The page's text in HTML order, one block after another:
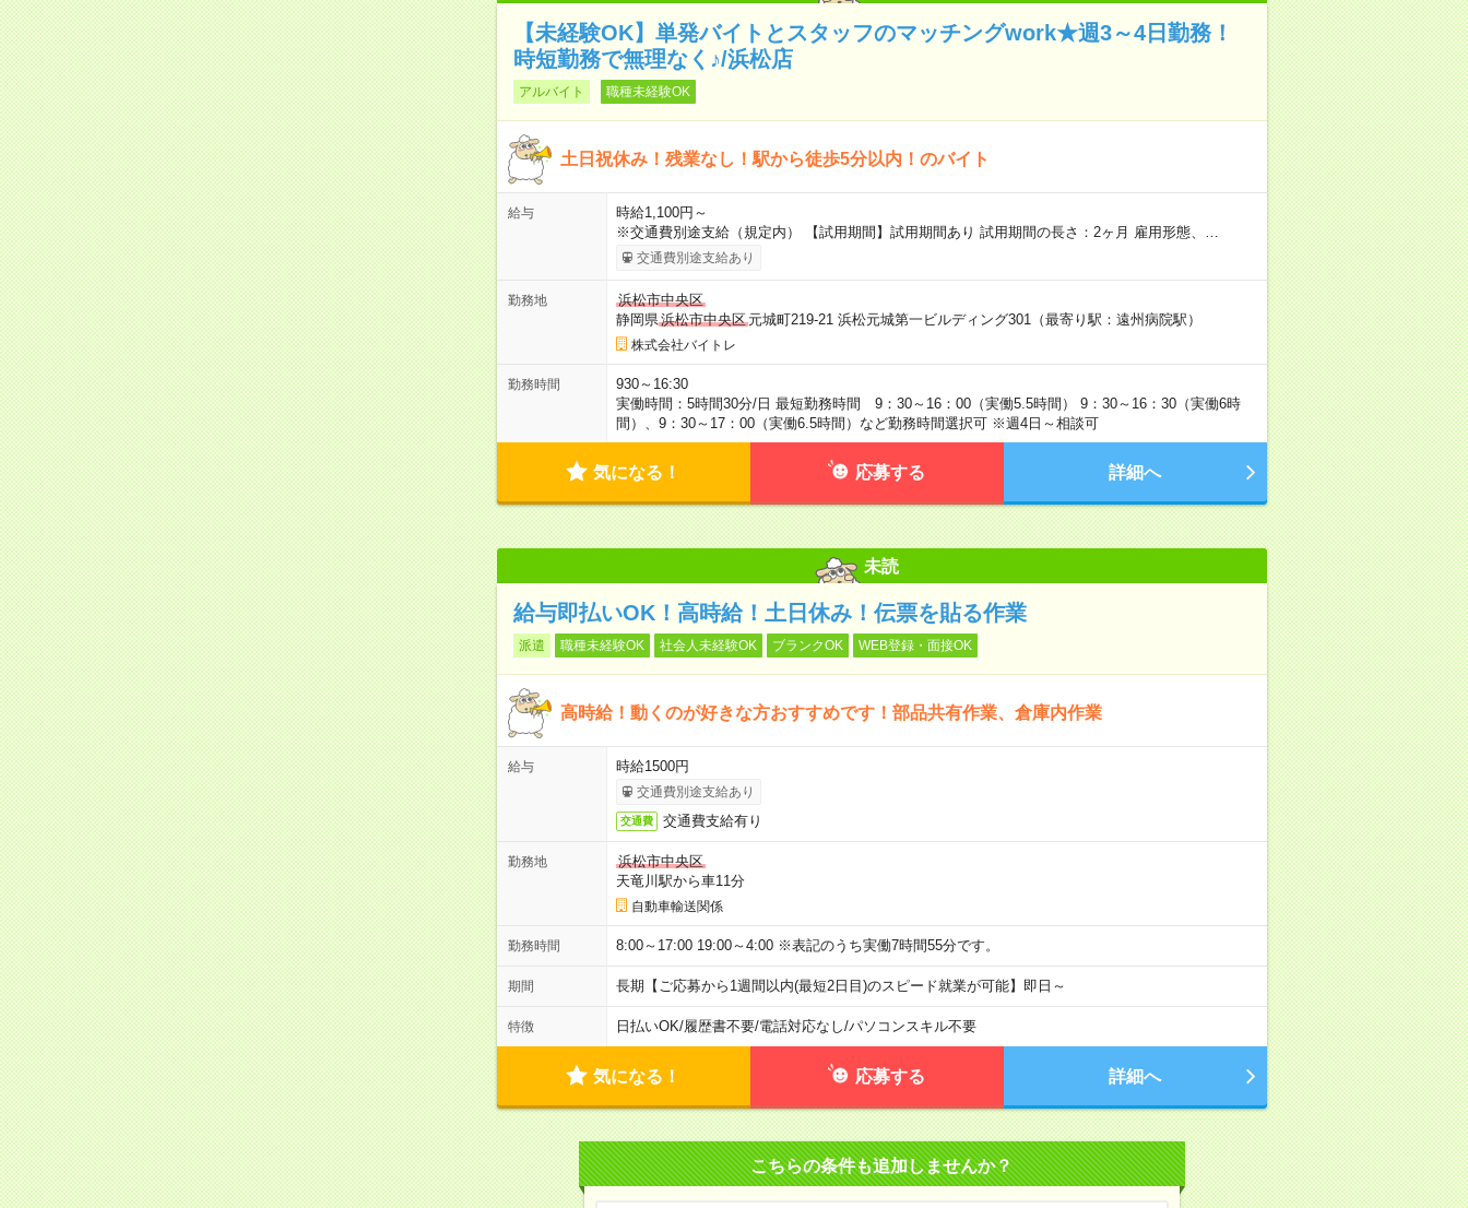
【未経験OK】単発バイトとスタッフのマッチングwork★週3～4日勤務！
時短勤務で無理なく♪/浜松店
アルバイト 職種未経験OK
土日祝休み！残業なし！駅から徒歩5分以内！のバイト
給与
時給1,100円～
※交通費別途支給（規定内） 【試用期間】試用期間あり 試用期間の長さ：2ヶ月 雇用形態、…
交通費別途支給あり
勤務地
浜松市中央区
静岡県浜松市中央区元城町219-21 浜松元城第一ビルディング301（最寄り駅：遠州病院駅）
株式会社バイトレ
勤務時間
930～16:30
実働時間：5時間30分/日 最短勤務時間 9：30～16：00（実働5.5時間） 9：30～16：30（実働6時
間）、9：30～17：00（実働6.5時間）など勤務時間選択可 ※週4日～相談可
気になる！ 応募する 詳細へ
未読
給与即払いOK！高時給！土日休み！伝票を貼る作業
派遣 職種未経験OK 社会人未経験OK ブランクOK WEB登録・面接OK
高時給！動くのが好きな方おすすめです！部品共有作業、倉庫内作業
給与 時給1500円
交通費別途支給あり
交通費 交通費支給有り
勤務地
浜松市中央区
天竜川駅から車11分
自動車輸送関係
勤務時間 8:00～17:00 19:00～4:00 ※表記のうち実働7時間55分です。
期間 長期【ご応募から1週間以内(最短2日目)のスピード就業が可能】即日～
特徴 日払いOK/履歴書不要/電話対応なし/パソコンスキル不要
気になる！ 応募する 詳細へ
こちらの条件も追加しませんか？